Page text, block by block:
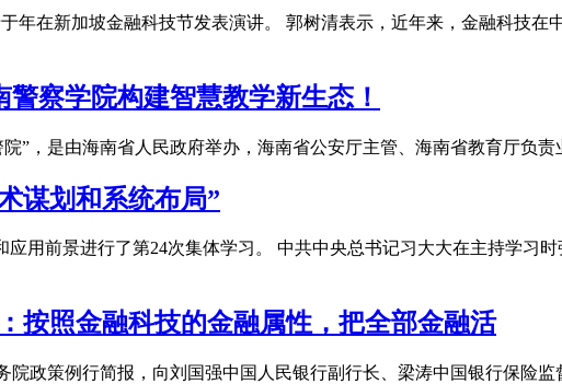
年在新加坡金融科技节发表演讲。 郭树清表示，近年来，金融科技
察学院构建智慧教学新生态！
”，是由海南省人民政府举办，海南省公安厅主管、海南省教育厅负
谋划和系统布局”
用前景进行了第24次集体学习。 中共中央总书记习大大在主持学习
按照金融科技的金融属性，把全部金融活
院政策例行简报，向刘国强中国人民银行副行长、梁涛中国银行保险